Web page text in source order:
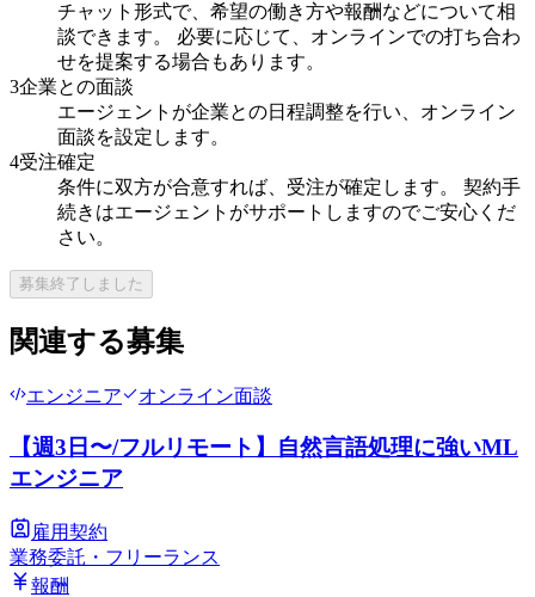
チャット形式で、希望の働き方や報酬などについて相
談できます。 必要に応じて、オンラインでの打ち合わ
せを提案する場合もあります。
3企業との面談
エージェントが企業との日程調整を行い、オンライン
面談を設定します。
4受注確定
条件に双方が合意すれば、受注が確定します。 契約手
続きはエージェントがサポートしますのでご安心くだ
さい。
募集終了しました
関連する募集
エンジニア オンライン面談
【週3日〜/フルリモート】自然言語処理に強いML
エンジニア
雇用契約
業務委託・フリーランス
報酬